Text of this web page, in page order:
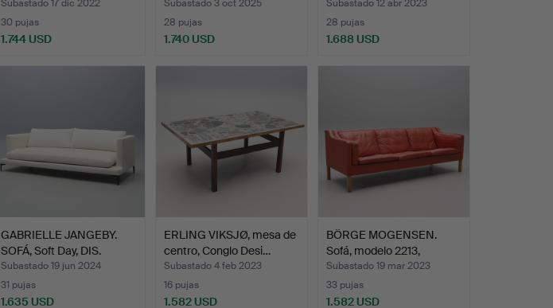
Subastado 17 dic 2022
30 pujas
1.744 USD
Subastado 3 oct 2025
28 pujas
1.740 USD
Subastado 12 abr 2023
28 pujas
1.688 USD
GABRIELLE JANGEBY.
SOFÁ, Soft Day, DIS.
Subastado 19 jun 2024
31 pujas
1.635 USD
ERLING VIKSJØ, mesa de
centro, Conglo Desi…
Subastado 4 feb 2023
16 pujas
1.582 USD
BÖRGE MOGENSEN.
Sofá, modelo 2213,
Frederi…
Subastado 19 mar 2023
33 pujas
1.582 USD